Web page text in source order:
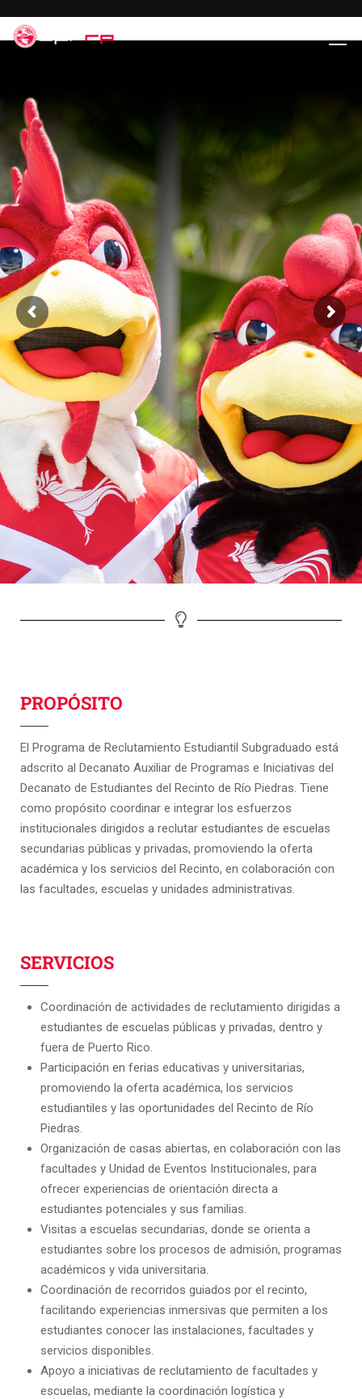
PROPÓSITO
El Programa de Reclutamiento Estudiantil Subgraduado está
adscrito al Decanato Auxiliar de Programas e Iniciativas del
Decanato de Estudiantes del Recinto de Río Piedras. Tiene
como propósito coordinar e integrar los esfuerzos
institucionales dirigidos a reclutar estudiantes de escuelas
secundarias públicas y privadas, promoviendo la oferta
académica y los servicios del Recinto, en colaboración con
las facultades, escuelas y unidades administrativas.
SERVICIOS
Coordinación de actividades de reclutamiento dirigidas a
estudiantes de escuelas públicas y privadas, dentro y
fuera de Puerto Rico.
Participación en ferias educativas y universitarias,
promoviendo la oferta académica, los servicios
estudiantiles y las oportunidades del Recinto de Río
Piedras.
Organización de casas abiertas, en colaboración con las
facultades y Unidad de Eventos Institucionales, para
ofrecer experiencias de orientación directa a
estudiantes potenciales y sus familias.
Visitas a escuelas secundarias, donde se orienta a
estudiantes sobre los procesos de admisión, programas
académicos y vida universitaria.
Coordinación de recorridos guiados por el recinto,
facilitando experiencias inmersivas que permiten a los
estudiantes conocer las instalaciones, facultades y
servicios disponibles.
Apoyo a iniciativas de reclutamiento de facultades y
escuelas, mediante la coordinación logística y